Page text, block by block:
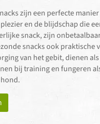
zijn een perfecte
en de blijdschap die
snack, zijn
snacks ook praktische
van het gebit, dienen
bij training en fungeren